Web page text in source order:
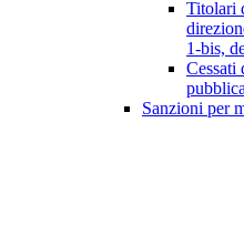
Titolari
1-bis,
Cessati
Sanzioni per